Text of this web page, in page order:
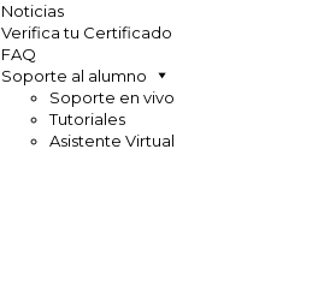
Noticias
Verifica tu Certificado
FAQ
Soporte al alumno
Soporte en vivo
Tutoriales
Asistente Virtual